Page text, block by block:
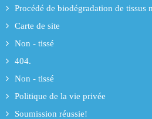
Procédé de biodégradation de tissus
Carte de site
Non - tissé
404.
Non - tissé
Politique de la vie privée
Soumission réussie!